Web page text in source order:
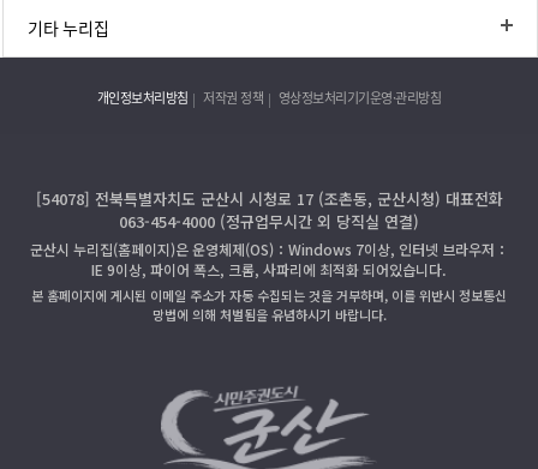
기타 누리집
개인정보처리방침 저작권 정책 영상정보처리기기운영·관리방침
[54078] 전북특별자치도 군산시 시청로 17 (조촌동, 군산시청) 대표전화
063-454-4000 (정규업무시간 외 당직실 연결)
군산시 누리집(홈페이지)은 운영체제(OS)：Windows 7이상, 인터넷 브라우저：
IE 9이상, 파이어 폭스, 크롬, 사파리에 최적화 되어있습니다.
본 홈페이지에 게시된 이메일 주소가 자동 수집되는 것을 거부하며, 이를 위반시 정보통신
망법에 의해 처벌됨을 유념하시기 바랍니다.